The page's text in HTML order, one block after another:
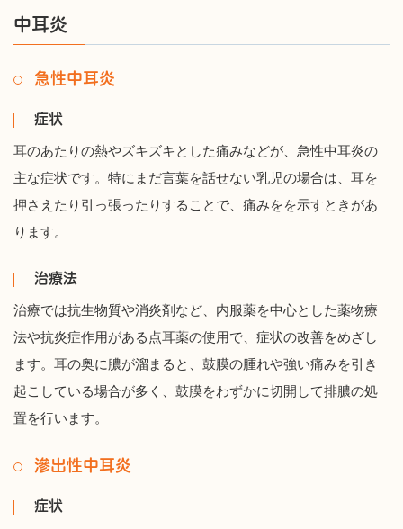
中耳炎
急性中耳炎
症状
耳のあたりの熱やズキズキとした痛みなどが、急性中耳炎の
主な症状です。特にまだ言葉を話せない乳児の場合は、耳を
押さえたり引っ張ったりすることで、痛みをを示すときがあ
ります。
治療法
治療では抗生物質や消炎剤など、内服薬を中心とした薬物療
法や抗炎症作用がある点耳薬の使用で、症状の改善をめざし
ます。耳の奥に膿が溜まると、鼓膜の腫れや強い痛みを引き
起こしている場合が多く、鼓膜をわずかに切開して排膿の処
置を行います。
滲出性中耳炎
症状